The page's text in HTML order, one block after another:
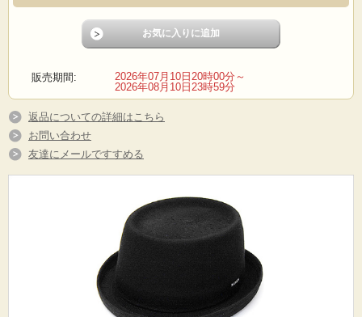
販売期間:
2026年07月10日20時00分～
2026年08月10日23時59分
返品についての詳細はこちら
お問い合わせ
友達にメールですすめる